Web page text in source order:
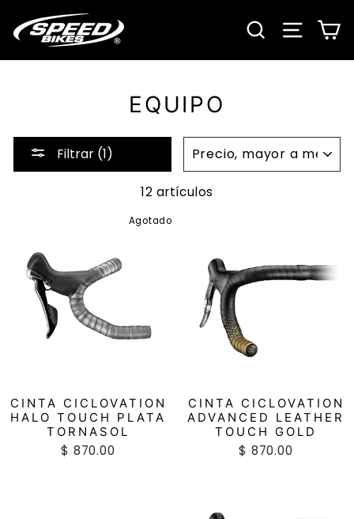
directamente
contenido
BUSCAR
EQUIPO
Filtrar (1)
12 artículos
Agotado
CINTA CICLOVATION
HALO TOUCH PLATA
TORNASOL
$ 870.00
CINTA CICLOVATION
ADVANCED LEATHER
TOUCH GOLD
$ 870.00